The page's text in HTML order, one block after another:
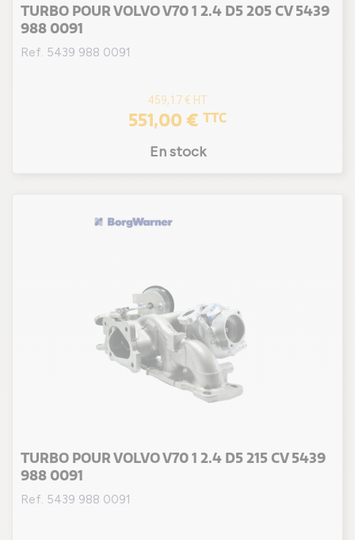
TURBO POUR VOLVO V70 1 2.4 D5 205 CV 5439
988 0091
Ref. 5439 988 0091
459,17 € HT
551,00 € TTC
En stock
TURBO POUR VOLVO V70 1 2.4 D5 215 CV 5439
988 0091
Ref. 5439 988 0091